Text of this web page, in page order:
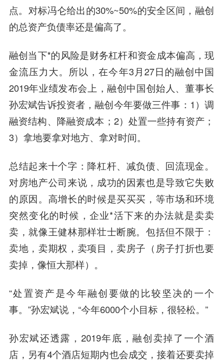
点。对标冯仑给出的30%~50%的安全区间，融创
的总资产负债率还是偏高了。
融创当下*的风险是财务杠杆和资金成本偏高，现
金流压力大。所以，在今年3月27日的融创中国
2019年业绩发布会上，融创中国创始人、董事长
孙宏斌告诉投资者，融创今年要做三件事：1）调
融资结构、降融资成本；2）处置一些持有资产；
3）拿地要拿对地方、拿对时间。
总结起来十个字：降杠杆、减负债、回流现金。
对房地产公司来说，成功的因素也是导致它失败
的原因。高增长的时候是买买买，等市场和环境
突然变化的时候，企业*活下来的办法就是卖卖
卖，就像王健林那样壮士断腕。包括但不限于：
卖地，卖期权，卖项目，卖房子（房子打折也要
卖掉，像恒大那样）。
“处置资产是今年融创要做的比较坚决的一个
事。”孙宏斌说，“今年6000个小目标，很轻松。”
孙宏斌还透露，2019年底，融创卖掉了一个酒
店，另有4个酒店短期内也会成交，接着还要卖掉